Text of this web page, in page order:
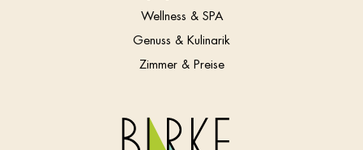
Wellness & SPA
Genuss & Kulinarik
Zimmer & Preise